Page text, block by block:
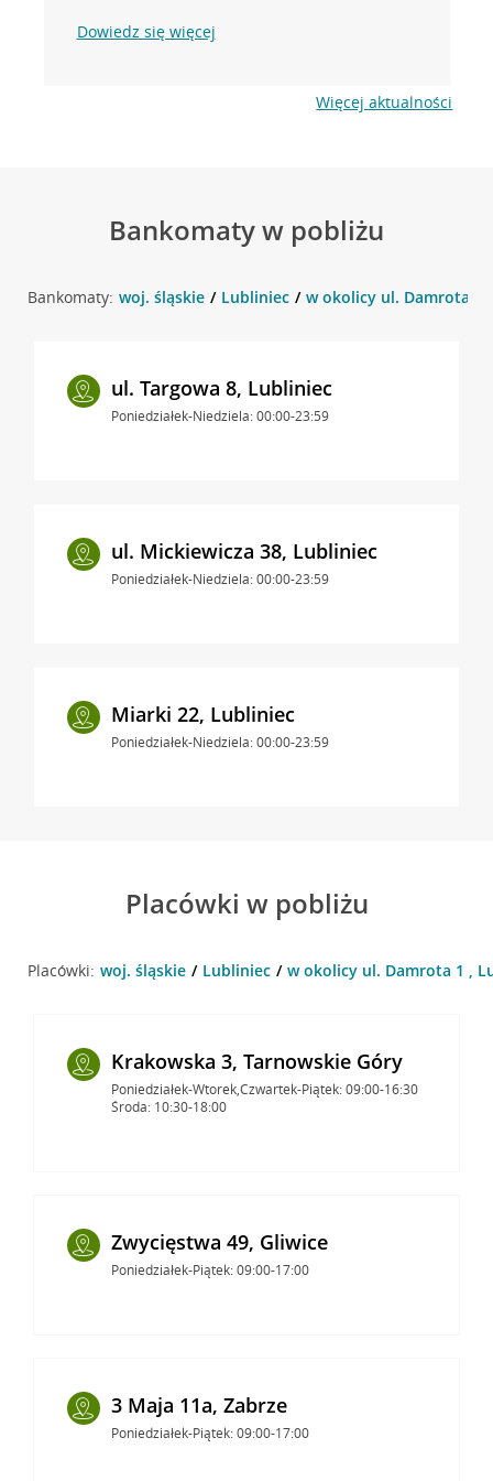
Dowiedz się więcej
Więcej aktualności
Bankomaty w pobliżu
Bankomaty: woj. śląskie Lubliniec w okolicy ul. Damrota 1
ul. Targowa 8, Lubliniec
Poniedziałek-Niedziela: 00:00-23:59
ul. Mickiewicza 38, Lubliniec
Poniedziałek-Niedziela: 00:00-23:59
Miarki 22, Lubliniec
Poniedziałek-Niedziela: 00:00-23:59
Placówki w pobliżu
Placówki: woj. śląskie Lubliniec w okolicy ul. Damrota 1 ,
Krakowska 3, Tarnowskie Góry
Poniedziałek-Wtorek,Czwartek-Piątek: 09:00-16:30
Środa: 10:30-18:00
Zwycięstwa 49, Gliwice
Poniedziałek-Piątek: 09:00-17:00
3 Maja 11a, Zabrze
Poniedziałek-Piątek: 09:00-17:00